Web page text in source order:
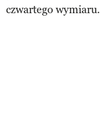
czwartego wymiaru.